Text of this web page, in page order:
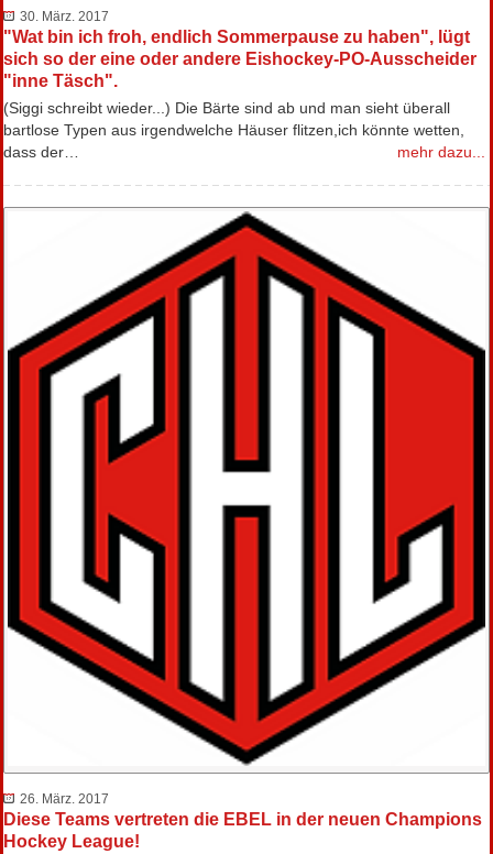
30. März. 2017
"Wat bin ich froh, endlich Sommerpause zu haben", lügt
sich so der eine oder andere Eishockey-PO-Ausscheider
"inne Täsch".
(Siggi schreibt wieder...) Die Bärte sind ab und man sieht überall
bartlose Typen aus irgendwelche Häuser flitzen,ich könnte wetten,
dass der…
mehr dazu...
26. März. 2017
Diese Teams vertreten die EBEL in der neuen Champions
Hockey League!